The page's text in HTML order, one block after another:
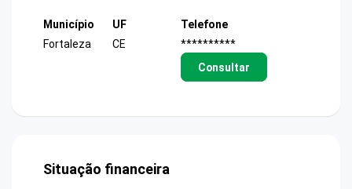
Município
Fortaleza
UF
CE
Telefone
**********
Consultar
Situação financeira